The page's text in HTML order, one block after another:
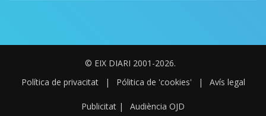
© EIX DIARI 2001-2026.
Política de privacitat
| Pólitica de 'cookies' | Avís legal
Publicitat | Audiència OJD